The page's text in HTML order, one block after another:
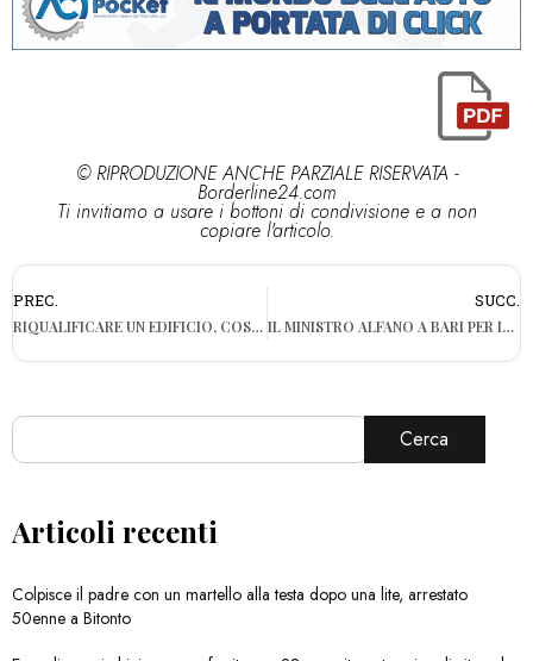
© RIPRODUZIONE ANCHE PARZIALE RISERVATA -
Borderline24.com
Ti invitiamo a usare i bottoni di condivisione e a non
copiare l'articolo.
PREC.
RIQUALIFICARE UN EDIFICIO, COSTI E BENEFICI: WORKSHOP ALL’IMPACT HUB DI BARI
SUCC.
IL MINISTRO ALFANO A BARI PER INCONTRARE LE IMPRESE E PARLARE DI INTERNAZIONALIZZAZIONE
Cerca
Articoli recenti
Colpisce il padre con un martello alla testa dopo una lite, arrestato
50enne a Bitonto